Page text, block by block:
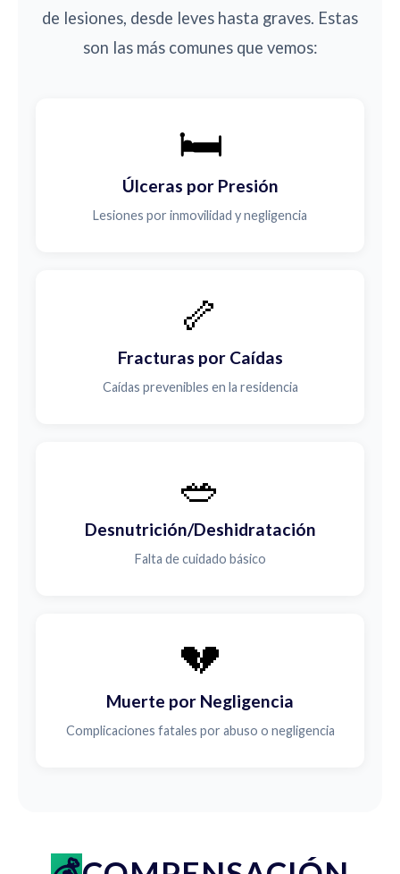
de lesiones, desde leves hasta graves. Estas
son las más comunes que vemos:
🛏️
Úlceras por Presión
Lesiones por inmovilidad y negligencia
🦴
Fracturas por Caídas
Caídas prevenibles en la residencia
🥗
Desnutrición/Deshidratación
Falta de cuidado básico
💔
Muerte por Negligencia
Complicaciones fatales por abuso o negligencia